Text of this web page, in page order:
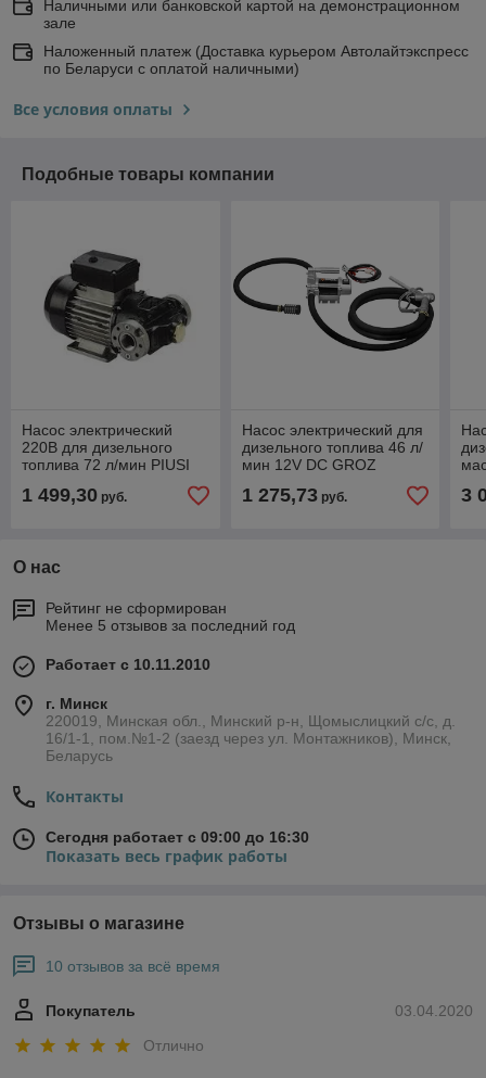
Наличными или банковской картой на демонстрационном
зале
Наложенный платеж (Доставка курьером Автолайтэкспресс
по Беларуси с оплатой наличными)
Все условия оплаты
Подобные товары компании
Насос электрический
220В для дизельного
топлива 72 л/мин PIUSI
1 499,30 руб.
Насос электрический для
дизельного топлива 46 л/
мин 12V DC GROZ
1 275,73руб. 3
О нас
Рейтинг не сформирован
Менее 5 отзывов за последний год
Работает с 10.11.2010
г. Минск
220019, Минская обл., Минский р-н, Щомыслицкий с/с, д.
16/1-1, пом.№1-2 (заезд через ул. Монтажников), Минск,
Беларусь
Контакты
Сегодня работает с 09:00 до 16:30
Показать весь график работы
Отзывы о магазине
10 отзывов за всё время
03.04.2020
Покупатель
Отлично